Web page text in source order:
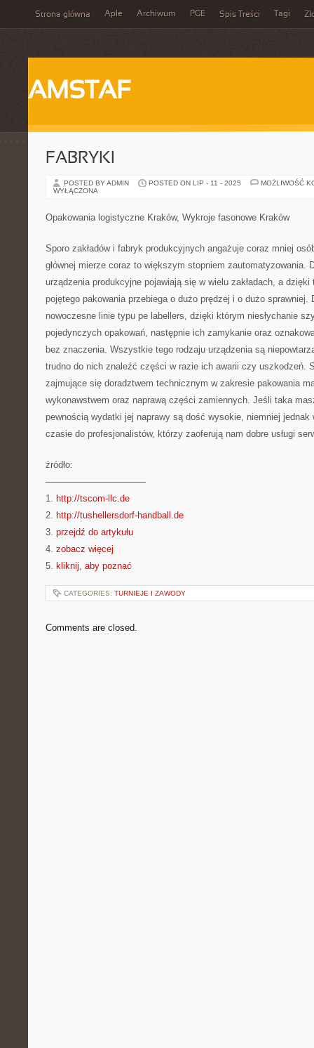
Strona główna Aple Archiwum PGE Spis Treści Tagi
AMSTAF
FABRYKI
POSTED BY ADMIN POSTED ON LIP - 11 - 2025
MOŻLIWOŚĆ
WYŁĄCZONA
Opakowania logistyczne Kraków, Wykroje fasonowe Kraków
Sporo zakładów i fabryk produkcyjnych angażuje coraz mniej
głównej mierze coraz to większym stopniem zautomatyzowania.
urządzenia produkcyjne pojawiają się w wielu zakładach, a
pojętego pakowania przebiega o dużo prędzej i o dużo sprawniej.
nowoczesne linie typu pe labellers, dzięki którym niesłychanie
pojedynczych opakowań, następnie ich zamykanie oraz
bez znaczenia. Wszystkie tego rodzaju urządzenia są
trudno do nich znaleźć części w razie ich awarii czy uszkodzeń.
zajmujące się doradztwem technicznym w zakresie pakowania
wykonawstwem oraz naprawą części zamiennych. Jeśli taka
pewnością wydatki jej naprawy są dość wysokie, niemniej
czasie do profesjonalistów, którzy zaoferują nam dobre usługi
źródło:
———————————
1. http://tscom-llc.de
2. http://tushellersdorf-handball.de
3. przejdź do artykułu
4. zobacz więcej
5. kliknij, aby poznać
CATEGORIES: TURNIEJE I ZAWODY
Comments are closed.